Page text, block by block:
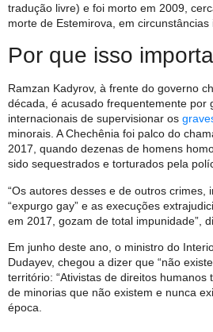
tradução livre) e foi morto em 2009,
morte de Estemirova, em circunstâncias
Por que isso
Ramzan Kadyrov, à frente do governo
década, é acusado frequentemente por
internacionais de supervisionar os
minorais. A Chechênia foi palco do
2017, quando dezenas de homens
sido sequestrados e torturados pela
“Os autores desses e de outros crimes,
“expurgo gay” e as execuções
em 2017, gozam de total impunidade”,
Em junho deste ano, o ministro do
Dudayev, chegou a dizer que “não
território: “Ativistas de direitos
de minorias que não existem e nunca
época.